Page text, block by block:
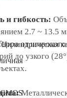
и гибкость:
2.7 ~ 13.5
от
до узкого
Цилиндрическая